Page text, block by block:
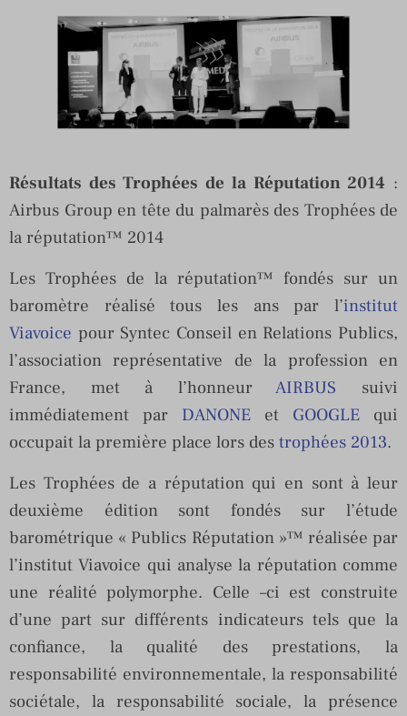
Résultats des Trophées de la Réputation 2014 :
Airbus Group en tête du palmarès des Trophées de
la réputation™ 2014
Les Trophées de la réputation™ fondés sur un
baromètre réalisé tous les ans par l’institut
Viavoice pour Syntec Conseil en Relations Publics,
l’association représentative de la profession en
France, met à l’honneurAIRBUS suivi
immédiatement par DANONE et GOOGLE qui
occupait la première place lors des trophées 2013.
Les Trophées de a réputation qui en sont à leur
deuxième édition sont fondés sur l’étude
barométrique « Publics Réputation »™ réalisée par
l’institut Viavoice qui analyse la réputation comme
une réalité polymorphe. Celle –ci est construite
d’une part sur différents indicateurs tels que la
confiance, la qualité des prestations, la
responsabilité environnementale, la responsabilité
sociétale, la responsabilité sociale, la présence